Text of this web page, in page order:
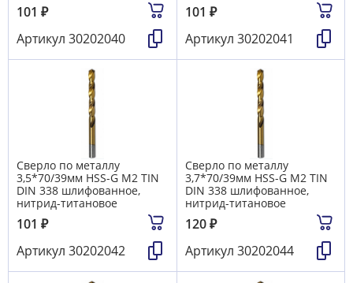
101 ₽
Артикул 30202040
101 ₽
Артикул 30202041
Сверло по металлу
3,5*70/39мм HSS-G M2 TIN
DIN 338 шлифованное,
нитрид-титановое
101 ₽
Артикул 30202042
Сверло по металлу
3,7*70/39мм HSS-G M2 TIN
DIN 338 шлифованное,
нитрид-титановое
120₽
Артикул 30202044